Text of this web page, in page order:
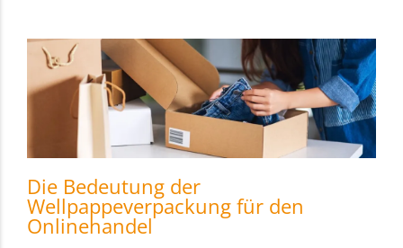
Die Bedeutung der
Wellpappeverpackung für den
Onlinehandel